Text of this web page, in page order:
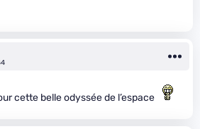
cette belle odyssée de l’espace